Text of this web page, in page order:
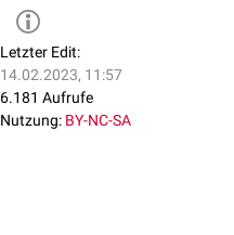
Letzter Edit:
14.02.2023, 11:57
6.181 Aufrufe
Nutzung: BY-NC-SA